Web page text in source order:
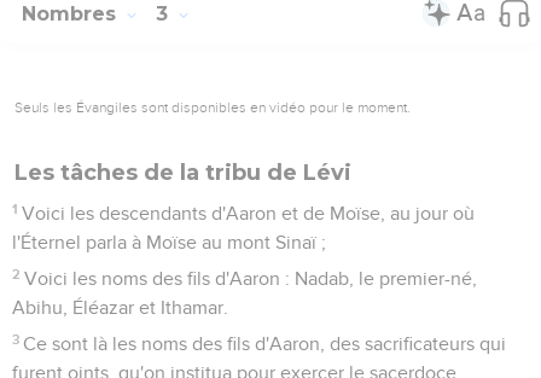
Nombres 3
Seuls les Évangiles sont disponibles en vidéo pour le moment.
Les tâches de la tribu de Lévi
1 Voici les descendants d'Aaron et de Moïse, au jour où
l'Éternel parla à Moïse au mont Sinaï ;
2 Voici les noms des fils d'Aaron : Nadab, le premier-né,
Abihu, Éléazar et Ithamar.
3 Ce sont là les noms des fils d'Aaron, des sacrificateurs qui
furent oints, qu'on institua pour exercer le sacerdoce.